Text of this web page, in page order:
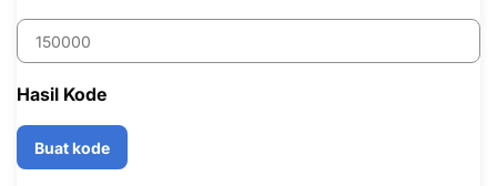
Hasil Kode
Buat kode